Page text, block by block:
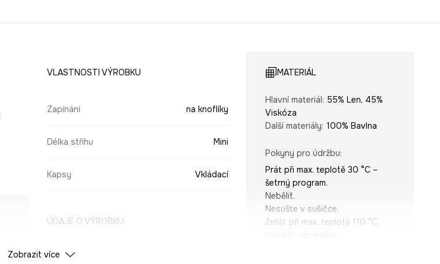
VLASTNOSTI VÝROBKU
Zapínání na knoflíky
Délka střihu Mini
Kapsy Vkládací
ÚDAJE O VÝROBKU
Barva
MATERIÁL
Hlavní materiál: 55% Len, 45%
Viskóza
Další materiály: 100% Bavlna
Pokyny pro údržbu:
Prát při max. teplotě 30 °C –
šetrný program.
Nebělit.
Nesušte v sušičce.
Žehlit při max. teplotě 110 °C.
Zobrazit více